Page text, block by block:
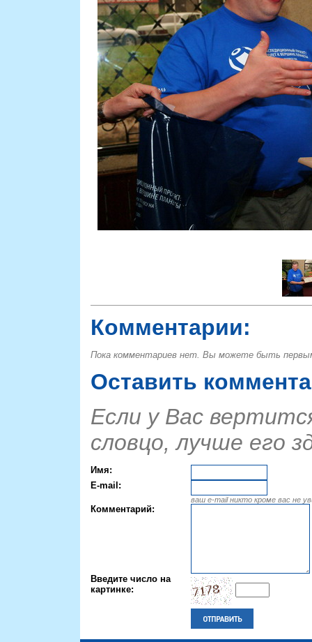
Комментарии:
Пока комментариев нет. Вы можете быть
Оставить
Если у Вас
словцо, лучше его
Имя:
E-mail:
ваш e-mail никто кроме вас не
Комментарий:
Введите число на
картинке: